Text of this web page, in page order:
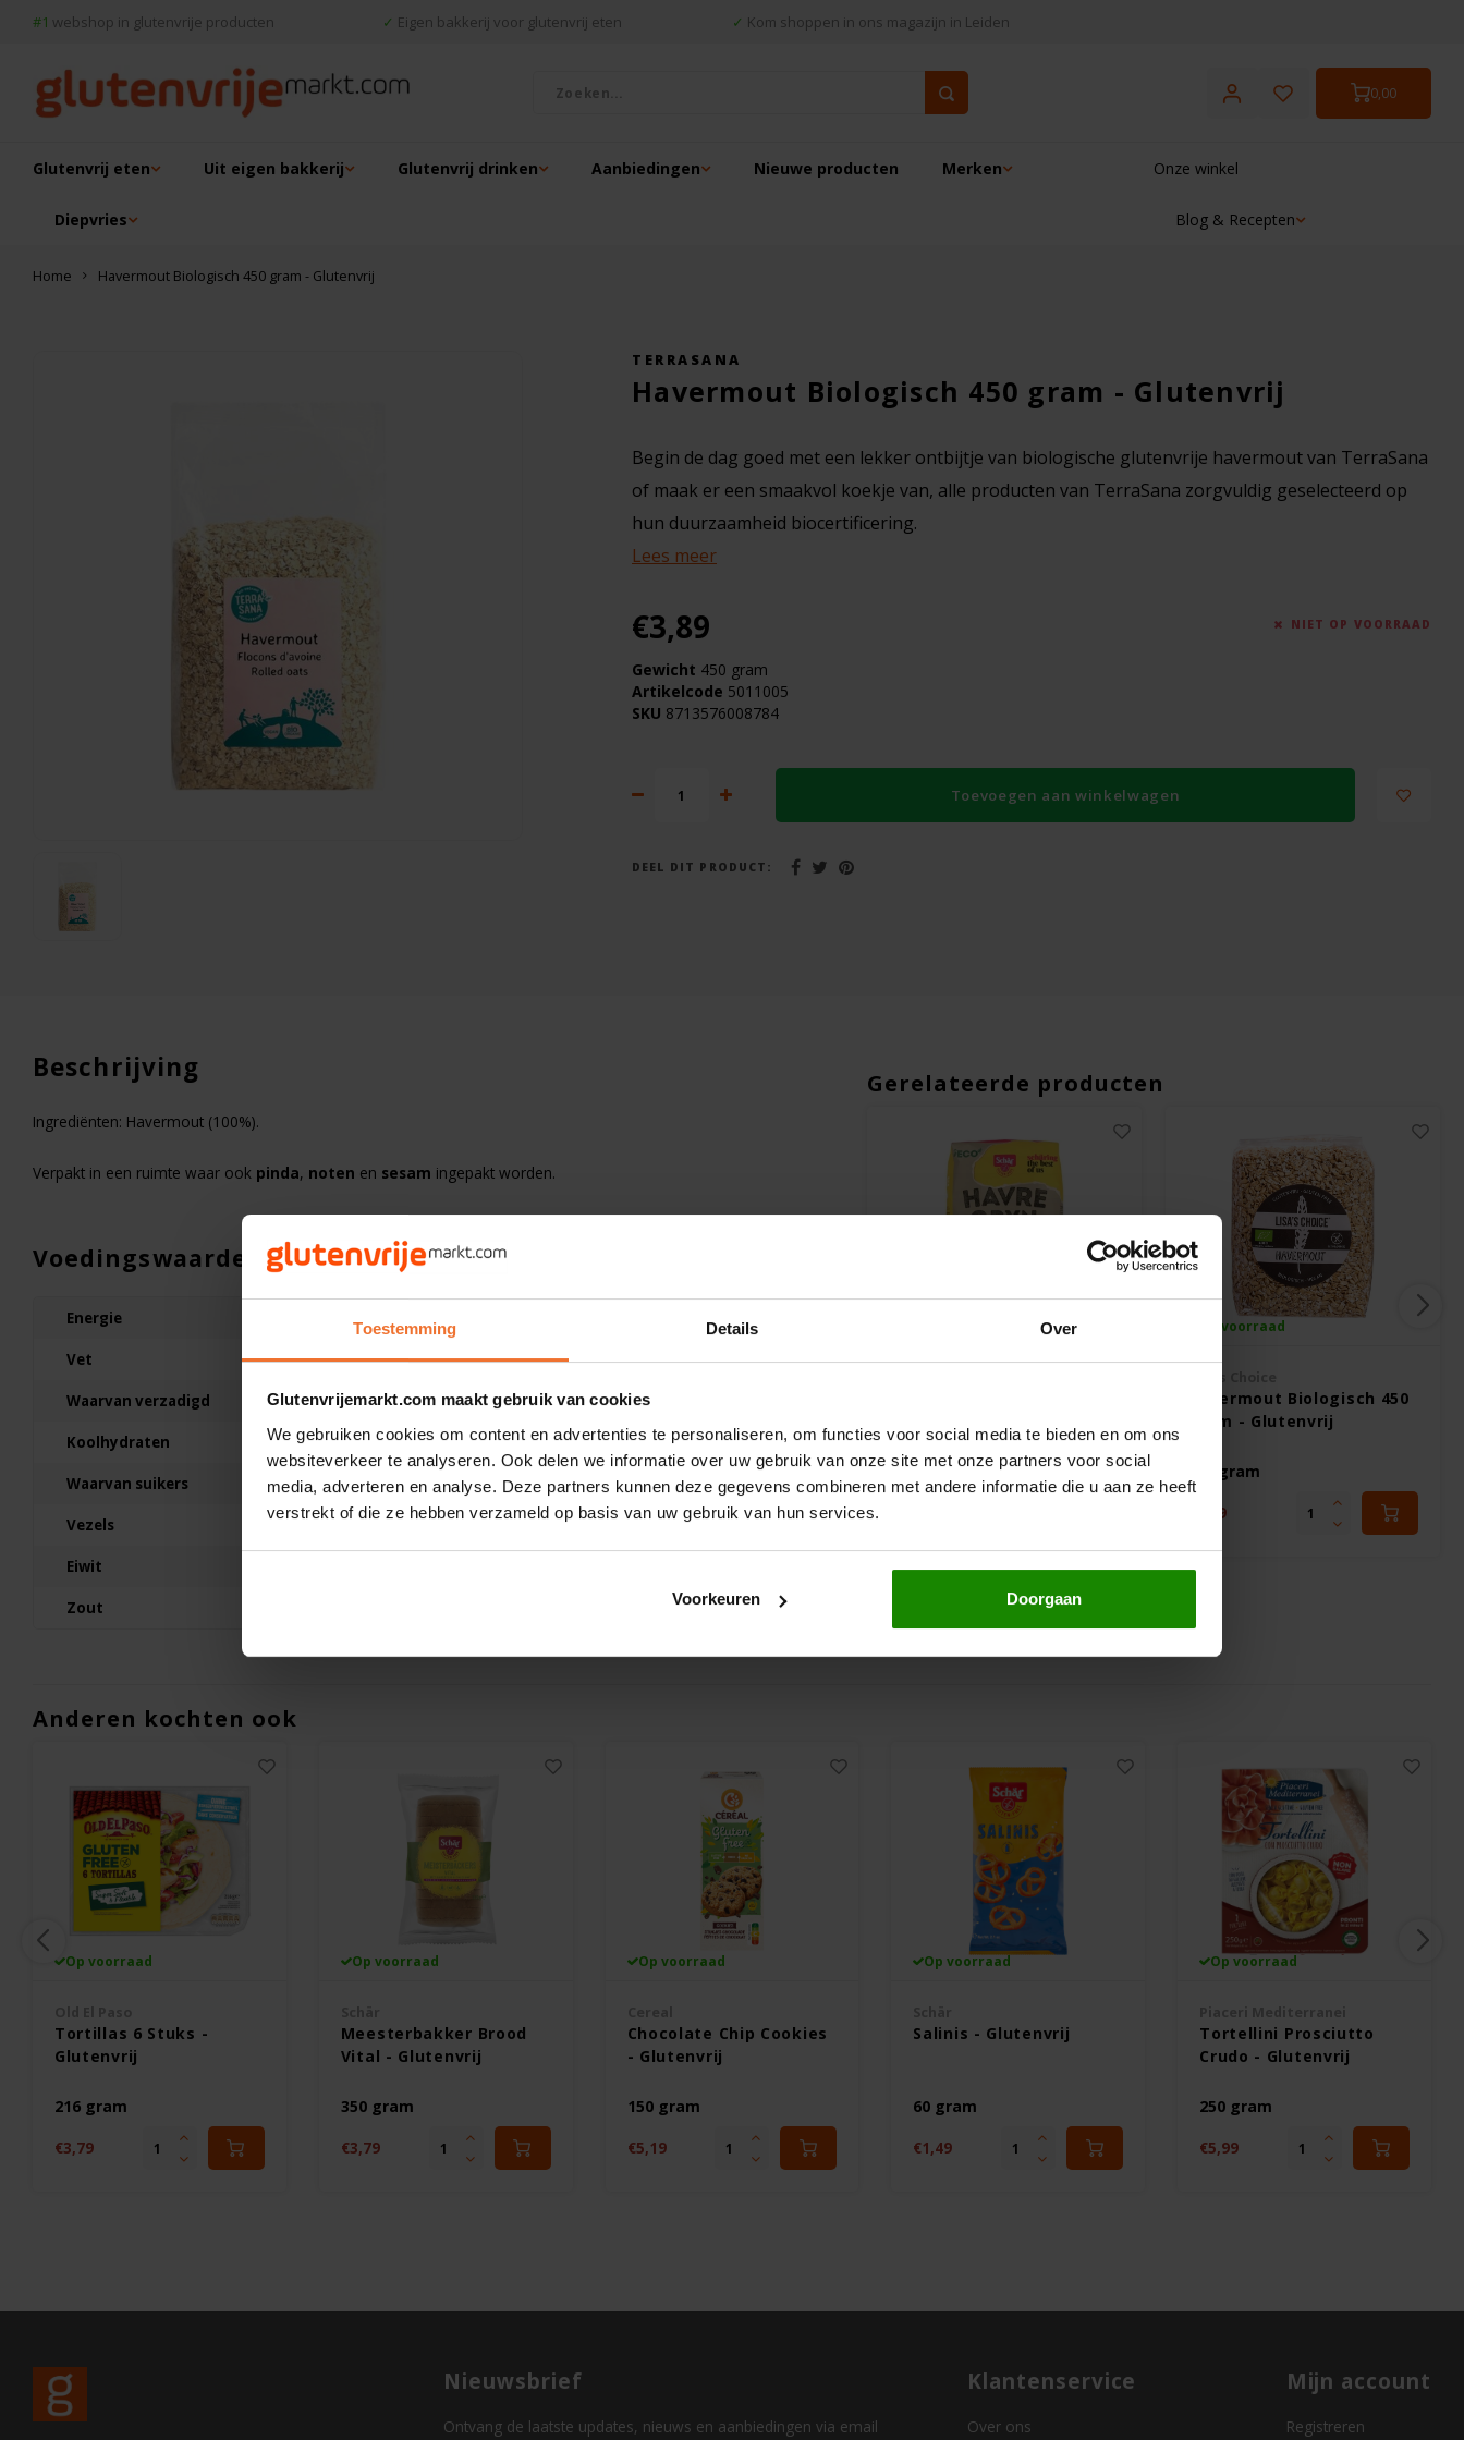
Toestemming Details Over
Glutenvrijemarkt.com maakt gebruik van cookies
We gebruiken cookies om content en advertenties te personaliseren, om functies voor social media te bieden en om ons
websiteverkeer te analyseren. Ook delen we informatie over uw gebruik van onze site met onze partners voor social
media, adverteren en analyse. Deze partners kunnen deze gegevens combineren met andere informatie die u aan ze heeft
verstrekt of die ze hebben verzameld op basis van uw gebruik van hun services.
Voorkeuren Doorgaan
#1 webshop in glutenvrije producten ✓ Eigen bakkerij voor glutenvrij eten ✓ Kom shoppen in ons magazijn in Leiden
0,00
Glutenvrij eten Uit eigen bakkerij Glutenvrij drinken Aanbiedingen Nieuwe producten Merken
Diepvries
Onze winkel
Blog & Recepten
Home Havermout Biologisch 450 gram - Glutenvrij
Havermeel Biologisch 500 gram - Glutenvrij
TERRASANA
Havermout Biologisch 450 gram - Glutenvrij
Begin de dag goed met een lekker ontbijtje van biologische glutenvrije havermout van TerraSana
of maak er een smaakvol koekje van, alle producten van TerraSana zorgvuldig geselecteerd op
hun duurzaamheid biocertificering.
Lees meer
€3,89 NIET OP VOORRAAD
Gewicht 450 gram
Artikelcode 5011005
SKU 8713576008784
Toevoegen aan winkelwagen
DEEL DIT PRODUCT:
Beschrijving
Ingrediënten: Havermout (100%).
Verpakt in een ruimte waar ook pinda, noten en sesam ingepakt worden.
Voedingswaarden
Energie 1533kJ/364kcal
Vet 6,9g
Waarvan verzadigd 1,2g
Koolhydraten 56g
Waarvan suikers 1,3g
Vezels 11g
Eiwit
Zout
Gerelateerde producten
Op voorraad
Desem Haverbrood -
600 gram
€5,45
Havervolkoren Broodmix
- Glutenvrij
600 gram
€4,75
1000 gram
Op voorraad
Havermout Biologisch 450
gram - Glutenvrij
450 gram
€3,69
Anderen kochten ook
Op voorraad
Tortillas 6 Stuks -
Glutenvrij
216 gram
€3,79
Op voorraad
Meesterbakker Brood
Vital - Glutenvrij
350 gram
€3,79
Op voorraad
Chocolate Chip Cookies
- Glutenvrij
150 gram
€5,19
Op voorraad
Salinis - Glutenvrij
60 gram
€1,49
Op voorraad
Tortellini Prosciutto
Crudo - Glutenvrij
250 gram
€5,99
Nieuwsbrief
Ontvang de laatste updates, nieuws en aanbiedingen via email
Klantenservice
Over ons
Mijn account
Registreren